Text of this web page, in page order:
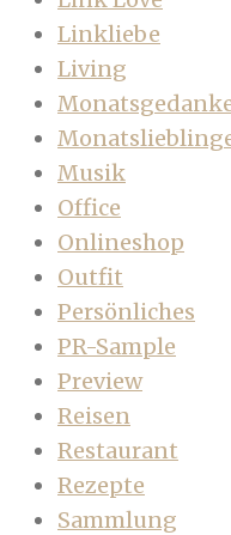
Linkliebe
Living
Musik
Office
Onlineshop
Outfit
Persönliches
PR-Sample
Preview
Reisen
Restaurant
Rezepte
Sammlung